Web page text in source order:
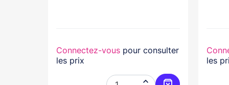
Connectez-vous pour consulter
les prix

les